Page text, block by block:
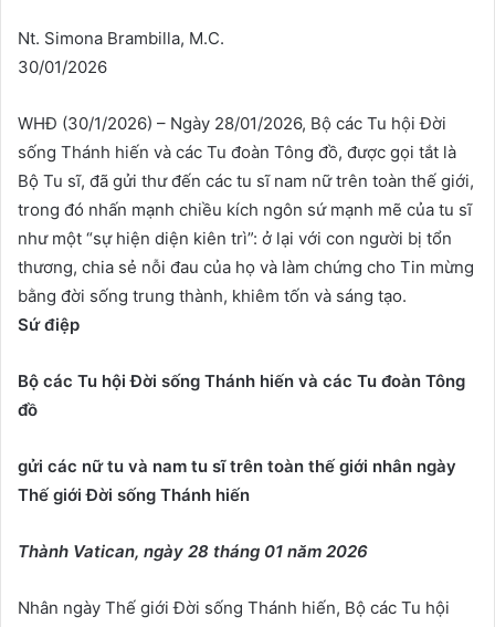
Nt. Simona Brambilla, M.C.
30/01/2026
WHĐ (30/1/2026) – Ngày 28/01/2026, Bộ các Tu hội Đời
sống Thánh hiến và các Tu đoàn Tông đồ, được gọi tắt là
Bộ Tu sĩ, đã gửi thư đến các tu sĩ nam nữ trên toàn thế giới,
trong đó nhấn mạnh chiều kích ngôn sứ mạnh mẽ của tu sĩ
như một “sự hiện diện kiên trì”: ở lại với con người bị tổn
thương, chia sẻ nỗi đau của họ và làm chứng cho Tin mừng
bằng đời sống trung thành, khiêm tốn và sáng tạo.
Sứ điệp
Bộ các Tu hội Đời sống Thánh hiến và các Tu đoàn Tông
đồ
gửi các nữ tu và nam tu sĩ trên toàn thế giới nhân ngày
Thế giới Đời sống Thánh hiến
Thành Vatican, ngày 28 tháng 01 năm 2026
Nhân ngày Thế giới Đời sống Thánh hiến, Bộ các Tu hội